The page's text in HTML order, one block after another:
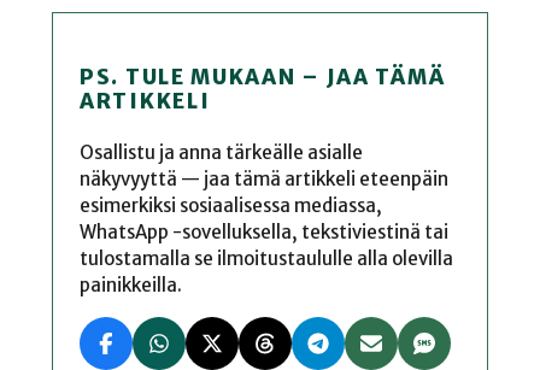
PS. TULE MUKAAN – JAA TÄMÄ
ARTIKKELI
Osallistu ja anna tärkeälle asialle
näkyvyyttä — jaa tämä artikkeli eteenpäin
esimerkiksi sosiaalisessa mediassa,
WhatsApp -sovelluksella, tekstiviestinä tai
tulostamalla se ilmoitustaululle alla olevilla
painikkeilla.